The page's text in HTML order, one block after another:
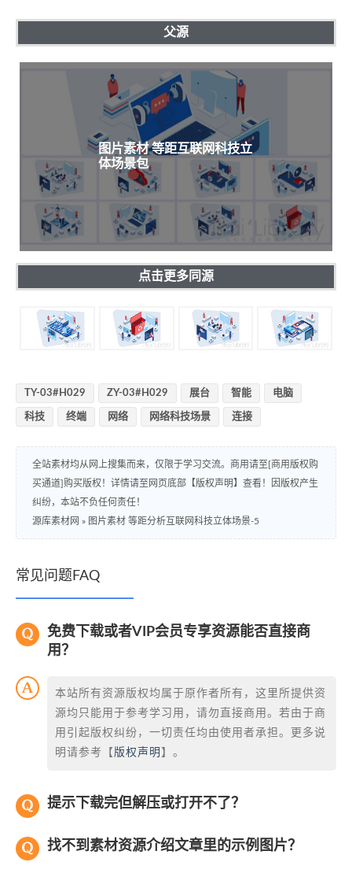
父源
图片素材 等距互联网科技立
体场景包
点击更多同源
TY-03#H029 ZY-03#H029 展台 智能 电脑
科技 终端 网络 网络科技场景 连接
全站素材均从网上搜集而来，仅限于学习交流。商用请至[商用版权购
买通道]购买版权！详情请至网页底部【版权声明】查看！因版权产生
纠纷，本站不负任何责任！
源库素材网 » 图片素材 等距分析互联网科技立体场景-5
常见问题FAQ
免费下载或者VIP会员专享资源能否直接商
用？
本站所有资源版权均属于原作者所有，这里所提供资
源均只能用于参考学习用，请勿直接商用。若由于商
用引起版权纠纷，一切责任均由使用者承担。更多说
明请参考【 版权声明 】。
提示下载完但解压或打开不了？
找不到素材资源介绍文章里的示例图片？